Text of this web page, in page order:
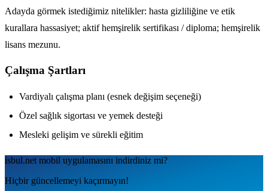
Adayda görmek istediğimiz nitelikler: hasta gizliliğine ve etik
kurallara hassasiyet; aktif hemşirelik sertifikası / diploma; hemşirelik
lisans mezunu.
Çalışma Şartları
Vardiyalı çalışma planı (esnek değişim seçeneği)
Özel sağlık sigortası ve yemek desteği
Mesleki gelişim ve sürekli eğitim
isbul.net mobil uygulamаsını indirdiniz mi?
Hiçbir güncellemeyi kaçırmayın!